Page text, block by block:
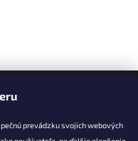
prevádzku svojich webových